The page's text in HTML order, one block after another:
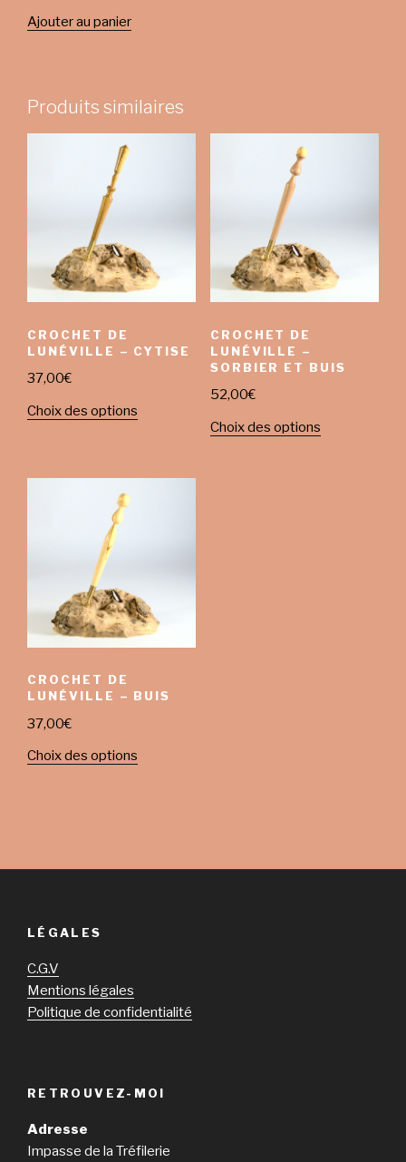
Ajouter au panier
Produits similaires
CROCHET DE
LUNÉVILLE – CYTISE
37,00€
Choix des options
CROCHET DE
LUNÉVILLE –
SORBIER ET BUIS
52,00€
Choix des options
CROCHET DE
LUNÉVILLE – BUIS
37,00€
Choix des options
LÉGALES
C.G.V
Mentions légales
Politique de confidentialité
RETROUVEZ-MOI
Adresse
Impasse de la Tréfilerie